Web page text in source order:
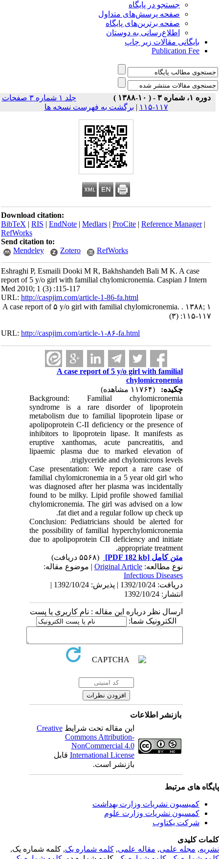
جستجو در پایگاه
صفحه پرسش‌های متداول
صفحه برترین‌های پایگاه
اطلاع‌رسانی به دوستان
بایگانی مقالات زیر چاپ
Publication Fee
دوره ۱، شماره ۳ - ( ۱۰-۱۳۸۸ )
جلد ۱ شماره ۳ صفحات
۱۱۷-۱۱۵
| برگشت به فهرست نسخه ها
Download citation:
BibTeX|RIS|EndNote|Medlars|ProCite|Reference Manager
RefWorks
Send citation to:
Mendeley
Zotero RefWorks
Eshraghi P, Esmaili Dooki M R, Bakhshandeh Bali M K. A case
report of 5 y/o girl with familial chylomicronemia. Caspian J Intern
Med 2010; 1 (3) :115-117
URL:http://caspjim.com/article-1-86-fa.html
A case report of ۵ y/o girl with familial chylomicronemia. . ۱۳۸۸; ۱
(۳) :۱۱۵-۱۱۷
URL:http://caspjim.com/article-۱-۸۶-fa.html
A case report of 5 y/o girl with familial
chylomicronemia
چکیده:
Background: Familial chylomicronemia
syndrome is a rare disorder of lipoprotein
metabolism due to familial lipoprotein lipase or
apolipoprotein C-II deficiency or the presence of
inhibitors to lipoprotein lipase. It manifests as
eruptive xanthomas, acute pancreatitis, and
lipaemic plasma due to marked elevation of
triglyceride and chylomicrons levels.
Case presentation: We report a rare case of
familial chylomicronemia in a 5 year old girl who
was diagnosed after her plasma was incidentally
found to be milky. Lipid profile showed familial
chylomicronemia. The girl was advised on a low
fat diet and a regular follow up check up.
Conclusion: Pediatricians should be alerted for
the possibility of familial hyperchylomicronemia
due to apolipoprotein CII deficiency and initiate
appropriate treatment.
متن کامل[PDF 182 kb]
نوع مطالعه:Original Article| موضوع مقاله:
Infectious Diseases
دریافت: 1392/10/24 | پذیرش: 1392/10/24 |
انتشار: 1392/10/24
ارسال نظر درباره این مقاله : نام کاربری یا پست
الکترونیک شما:
بازنشر اطلاعات
این مقاله تحت شرایطCreative
Commons Attribution-
NonCommercial 4.0
International Licenseقابل
بازنشر است.
های مرتبط
کمیسیون نشریات وزارت بهداشت
کمسیون نشریات وزارت علوم
شرکت یکتاوب
کلیدی
,مجله علمی, مقاله علمی, کلمه شماره یک, کلمه شماره یک,